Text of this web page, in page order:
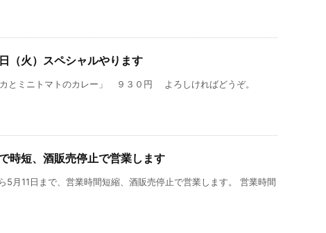
（火）スペシャルやります
カとミニトマトのカレー」 ９３０円 よろしければどうぞ。
時短、酒販売停止で営業します
5月11日まで、営業時間短縮、酒販売停止で営業します。 営業時間